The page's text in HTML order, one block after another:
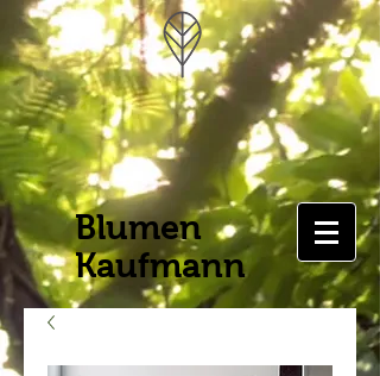
Blumen
Kaufmann